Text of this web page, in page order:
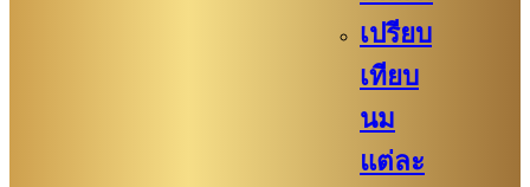
เปรียบ
เทียบ
นม
แต่ละ